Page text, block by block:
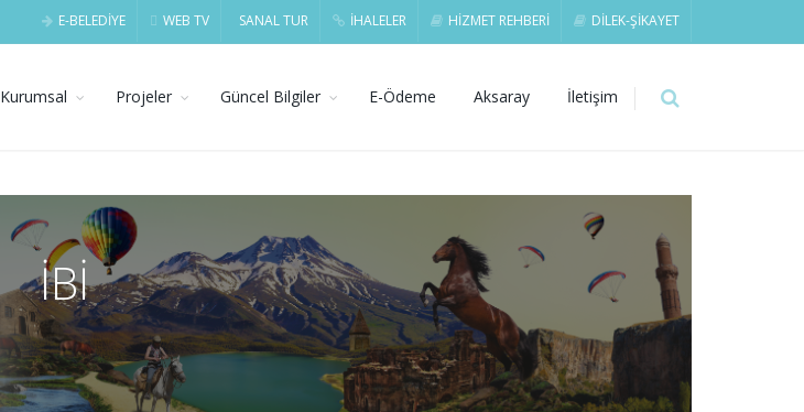
E-BELEDİYE WEB TV SANAL TUR İHALELER HİZMET REHBERİ DİLEK-ŞİKAYET
Kurumsal Projeler Güncel Bilgiler E-Ödeme Aksaray İletişim
İBİ